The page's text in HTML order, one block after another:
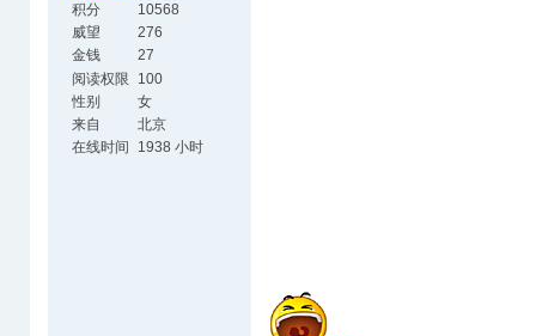
积分
10568
威望
276
金钱
27
阅读权限
100
性别
女
来自
北京
在线时间
1938 小时